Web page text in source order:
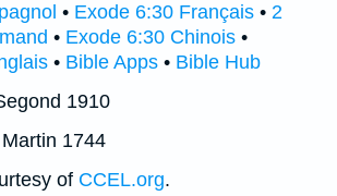
• Exode 6:30 Français • 2
• Exode 6:30 Chinois •
• Bible Apps • Bible Hub
1910
1744
of CCEL.org.